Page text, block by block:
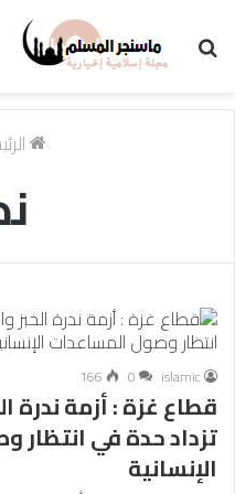
islamic
0
166
قطاع غزة : أزمة ندرة
تزداد حدة في
الإنسانية